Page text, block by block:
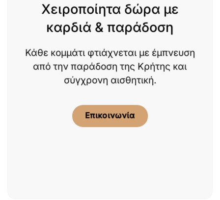
Χειροποίητα δώρα με
καρδιά & παράδοση
Κάθε κομμάτι φτιάχνεται με έμπνευση
από την παράδοση της Κρήτης και
σύγχρονη αισθητική.
Επικοινωνία